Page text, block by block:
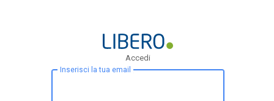
Accedi
Inserisci la tua email